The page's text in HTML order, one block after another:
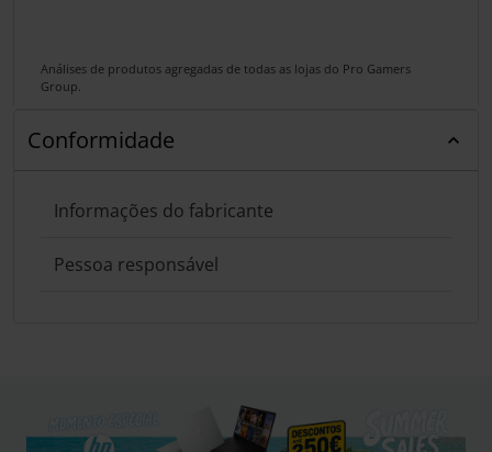
Análises de produtos agregadas de todas as lojas do Pro Gamers
Group.
Conformidade
Informações do fabricante
Pessoa responsável